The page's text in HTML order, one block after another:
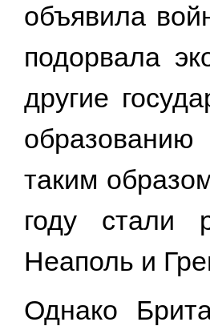
объявила
подорвала
другие
таким
году стали
Неаполь и
Однако